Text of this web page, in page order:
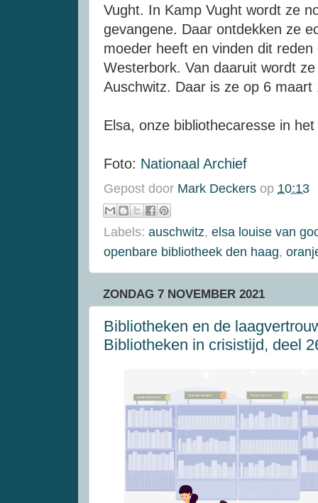
Vught. In Kamp Vught wordt ze
gevangene. Daar ontdekken ze
moeder heeft en vinden dit
Westerbork. Van daaruit wordt
Auschwitz. Daar is ze op 6
Elsa, onze bibliothecaresse in
Foto: Nationaal Archief
Gepost door Mark Deckers op 10:13
Labels: auschwitz, elsa louise van
openbare bibliotheek den haag,
ZONDAG 7 NOVEMBER 2021
Bibliotheken en de
Bibliotheken in crisistijd, deel